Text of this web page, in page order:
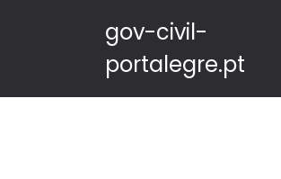
gov-civil-
portalegre.pt